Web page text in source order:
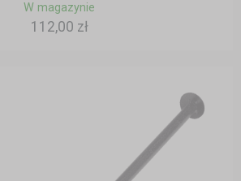
W magazynie
112,00 zł